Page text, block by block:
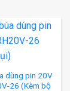
dùng pin 20V
26 (Kèm bộ